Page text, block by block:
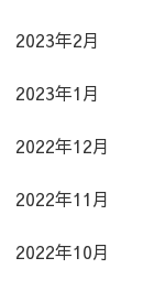
2023年2月
2023年1月
2022年12月
2022年11月
2022年10月